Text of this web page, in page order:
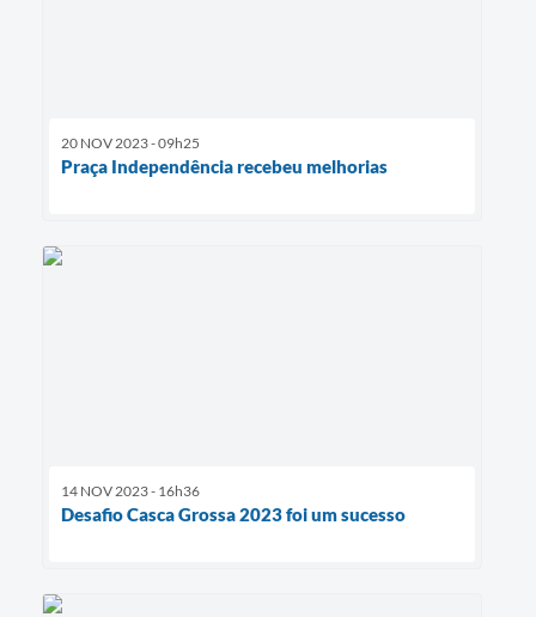
20 NOV 2023 - 09h25
Praça Independência recebeu melhorias
14 NOV 2023 - 16h36
Desafio Casca Grossa 2023 foi um sucesso